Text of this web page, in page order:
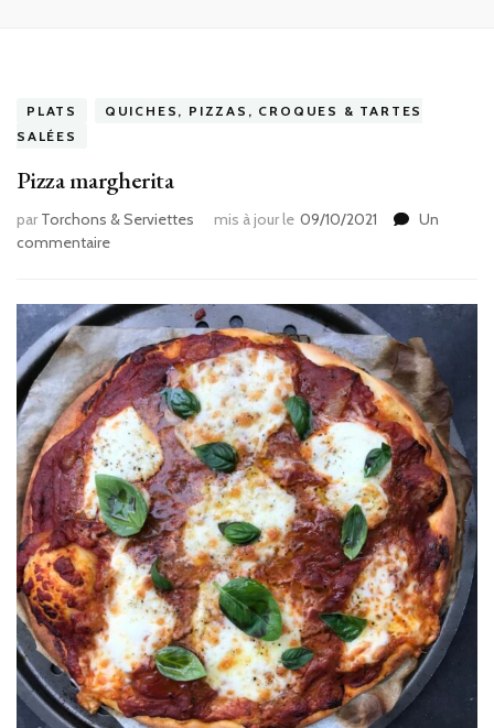
PLATS
QUICHES, PIZZAS, CROQUES & TARTES
SALÉES
Pizza margherita
par Torchons & Serviettes mis à jour le 09/10/2021
Un
commentairesur